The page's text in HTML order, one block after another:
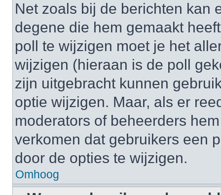
Net zoals bij de berichten kan
degene die hem gemaakt
poll te wijzigen moet je het
wijzigen (hieraan is de poll
zijn uitgebracht kunnen
optie wijzigen. Maar, als er
moderators of beheerders
verkomen dat gebruikers een
door de opties te wijzigen.
Omhoog